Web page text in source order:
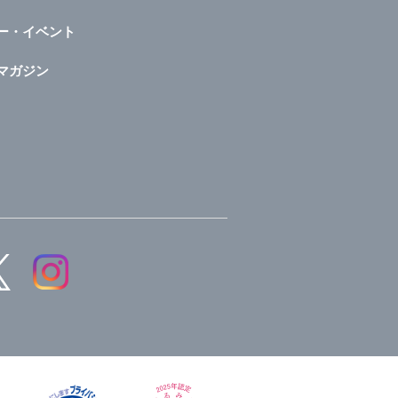
・イベント
ガジン